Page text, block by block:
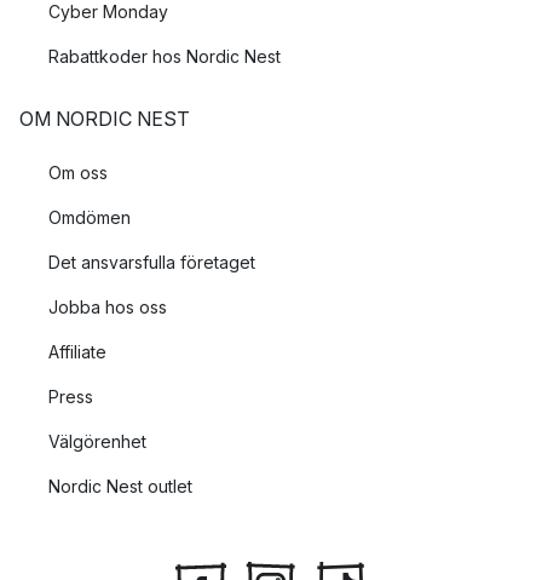
Cyber Monday
Rabattkoder hos Nordic Nest
OM NORDIC NEST
Om oss
Omdömen
Det ansvarsfulla företaget
Jobba hos oss
Affiliate
Press
Välgörenhet
Nordic Nest outlet